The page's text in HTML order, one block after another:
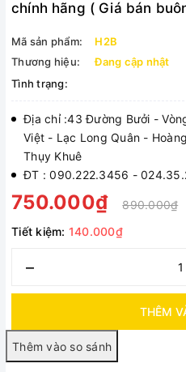
chính hãng ( Giá bán
Mã sản phẩm:
H2B
Thương hiệu:
Đang cập nhật
Tình trạng:
Địa chỉ :43 Đường Bưởi -
Việt - Lạc Long Quân -
Thụy Khuê
ĐT : 090.222.3456 -
750.000₫
890.000₫
Tiết kiệm: 140.000₫
–
THÊM